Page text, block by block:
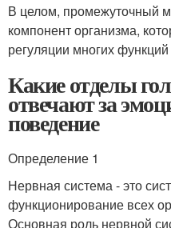
В целом, промежуточный
компонент организма,
регуляции многих
Какие отделы
отвечают за
поведение
Определение 1
Нервная система - это
функционирование всех
Основная роль нервной